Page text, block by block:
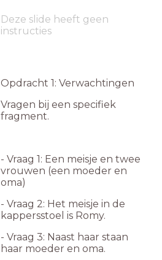
Deze slide heeft geen
instructies
Opdracht 1: Verwachtingen
Vragen bij een specifiek
fragment.
- Vraag 1: Een meisje en twee
vrouwen (een moeder en
oma)
- Vraag 2: Het meisje in de
kappersstoel is Romy.
- Vraag 3: Naast haar staan
haar moeder en oma.